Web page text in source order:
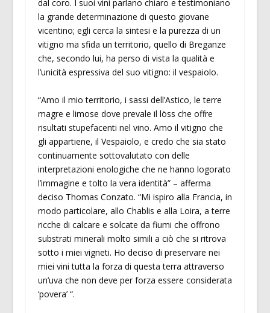
dal coro. I suoi vini parlano chiaro e testimoniano
la grande determinazione di questo giovane
vicentino; egli cerca la sintesi e la purezza di un
vitigno ma sfida un territorio, quello di Breganze
che, secondo lui, ha perso di vista la qualità e
l’unicità espressiva del suo vitigno: il vespaiolo.
“Amo il mio territorio, i sassi dell’Astico, le terre
magre e limose dove prevale il löss che offre
risultati stupefacenti nel vino. Amo il vitigno che
gli appartiene, il Vespaiolo, e credo che sia stato
continuamente sottovalutato con delle
interpretazioni enologiche che ne hanno logorato
l’immagine e tolto la vera identità” – afferma
deciso Thomas Conzato. “Mi ispiro alla Francia, in
modo particolare, allo Chablis e alla Loira, a terre
ricche di calcare e solcate da fiumi che offrono
substrati minerali molto simili a ciò che si ritrova
sotto i miei vigneti. Ho deciso di preservare nei
miei vini tutta la forza di questa terra attraverso
un’uva che non deve per forza essere considerata
‘povera’ “.